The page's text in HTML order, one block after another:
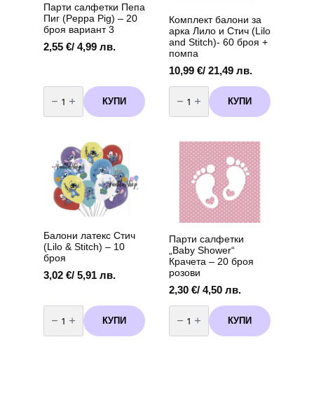
Парти салфетки Пепа
Пиг (Peppa Pig) – 20
броя вариант 3
2,55 €/ 4,99 лв.
количество
за
Парти
салфетки
(Peppa
20
броя
вариант
КУПИ
Комплект балони за
арка Лило и Стич (Lilo
and Stitch)- 60 броя +
помпа
10,99 €/ 21,49 лв.
количество
за
Комплект
балони
Лило
Стич
(Lilo
and
Stitch)-
броя
помпа
КУПИ
Балони латекс Стич
(Lilo & Stitch) – 10
броя
3,02 €/ 5,91 лв.
количество
за
Балони
латекс
КУПИ
Парти салфетки
„Baby Shower“
Крачета – 20 броя
розови
2,30 €/ 4,50 лв.
количество
за
Парти
салфетки
КУПИ